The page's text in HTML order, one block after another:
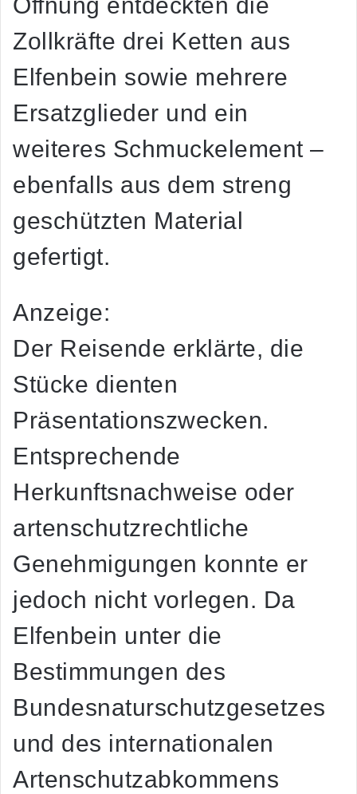
Öffnung entdeckten die
Zollkräfte drei Ketten aus
Elfenbein sowie mehrere
Ersatzglieder und ein
weiteres Schmuckelement –
ebenfalls aus dem streng
geschützten Material
gefertigt.
Anzeige:
Der Reisende erklärte, die
Stücke dienten
Präsentationszwecken.
Entsprechende
Herkunftsnachweise oder
artenschutzrechtliche
Genehmigungen konnte er
jedoch nicht vorlegen. Da
Elfenbein unter die
Bestimmungen des
Bundesnaturschutzgesetzes
und des internationalen
Artenschutzabkommens